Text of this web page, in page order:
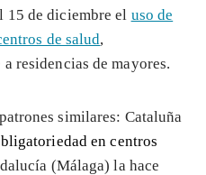
15 de diciembre el uso de
de salud,
residencias de mayores.
similares: Cataluña
en centros
(Málaga) la hace